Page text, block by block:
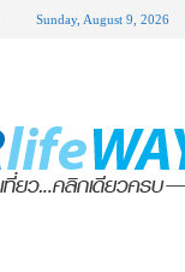
Sunday, August 9, 2026